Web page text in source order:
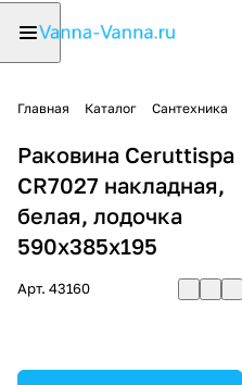
Главная Каталог Сантехника
Раковина Ceruttispa
CR7027 накладная,
белая, лодочка
590х385х195
Арт. 43160